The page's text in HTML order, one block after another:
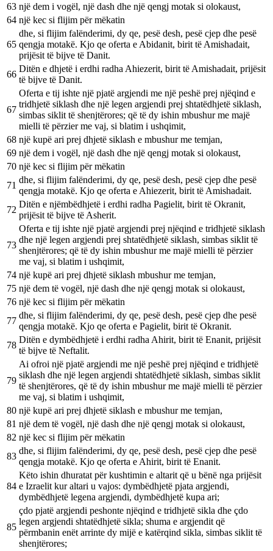
63 një dem i vogël, një dash dhe një qengj motak si olokaust,
64 një kec si flijim për mëkatin
65
dhe, si flijim falënderimi, dy qe, pesë desh, pesë cjep dhe pesë
qengja motakë. Kjo qe oferta e Abidanit, birit të Amishadait,
prijësit të bijve të Danit.
66
Ditën e dhjetë i erdhi radha Ahiezerit, birit të Amishadait, prijësit
të bijve të Danit.
67
Oferta e tij ishte një pjatë argjendi me një peshë prej njëqind e
tridhjetë siklash dhe një legen argjendi prej shtatëdhjetë siklash,
simbas siklit të shenjtërores; që të dy ishin mbushur me majë
mielli të përzier me vaj, si blatim i ushqimit,
68 një kupë ari prej dhjetë siklash e mbushur me temjan,
69 një dem i vogël, një dash dhe një qengj motak si olokaust,
70 një kec si flijim për mëkatin
71
dhe, si flijim falënderimi, dy qe, pesë desh, pesë cjep dhe pesë
qengja motakë. Kjo qe oferta e Ahiezerit, birit të Amishadait.
72
Ditën e njëmbëdhjetë i erdhi radha Pagielit, birit të Okranit,
prijësit të bijve të Asherit.
73
Oferta e tij ishte një pjatë argjendi prej njëqind e tridhjetë siklash
dhe një legen argjendi prej shtatëdhjetë siklash, simbas siklit të
shenjtërores; që të dy ishin mbushur me majë mielli të përzier
me vaj, si blatim i ushqimit,
74 një kupë ari prej dhjetë siklash mbushur me temjan,
75 një dem të vogël, një dash dhe një qengj motak si olokaust,
76 një kec si flijim për mëkatin
77
dhe, si flijim falënderimi, dy qe, pesë desh, pesë cjep dhe pesë
qengja motakë. Kjo qe oferta e Pagielit, birit të Okranit.
78
Ditën e dymbëdhjetë i erdhi radha Ahirit, birit të Enanit, prijësit
të bijve të Neftalit.
79
Ai ofroi një pjatë argjendi me një peshë prej njëqind e tridhjetë
siklash dhe një legen argjendi shtatëdhjetë siklash, simbas siklit
të shenjtërores, që të dy ishin mbushur me majë mielli të përzier
me vaj, si blatim i ushqimit,
80 një kupë ari prej dhjetë siklash e mbushur me temjan,
81 një dem të vogël, një dash dhe një qengj motak si olokaust,
82 një kec si flijim për mëkatin
83
dhe, si flijim falënderimi, dy qe, pesë desh, pesë cjep dhe pesë
qengja motakë. Kjo qe oferta e Ahirit, birit të Enanit.
84
Këto ishin dhuratat për kushtimin e altarit që u bënë nga prijësit
e Izraelit kur altari u vajos: dymbëdhjetë pjata argjendi,
dymbëdhjetë legena argjendi, dymbëdhjetë kupa ari;
85
çdo pjatë argjendi peshonte njëqind e tridhjetë sikla dhe çdo
legen argjendi shtatëdhjetë sikla; shuma e argjendit që
përmbanin enët arrinte dy mijë e katërqind sikla, simbas siklit të
shenjtërores;